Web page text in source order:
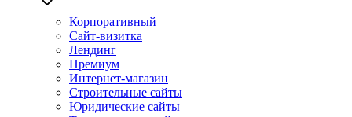
Корпоративный
Сайт-визитка
Лендинг
Премиум
Интернет-магазин
Строительные сайты
Юридические сайты